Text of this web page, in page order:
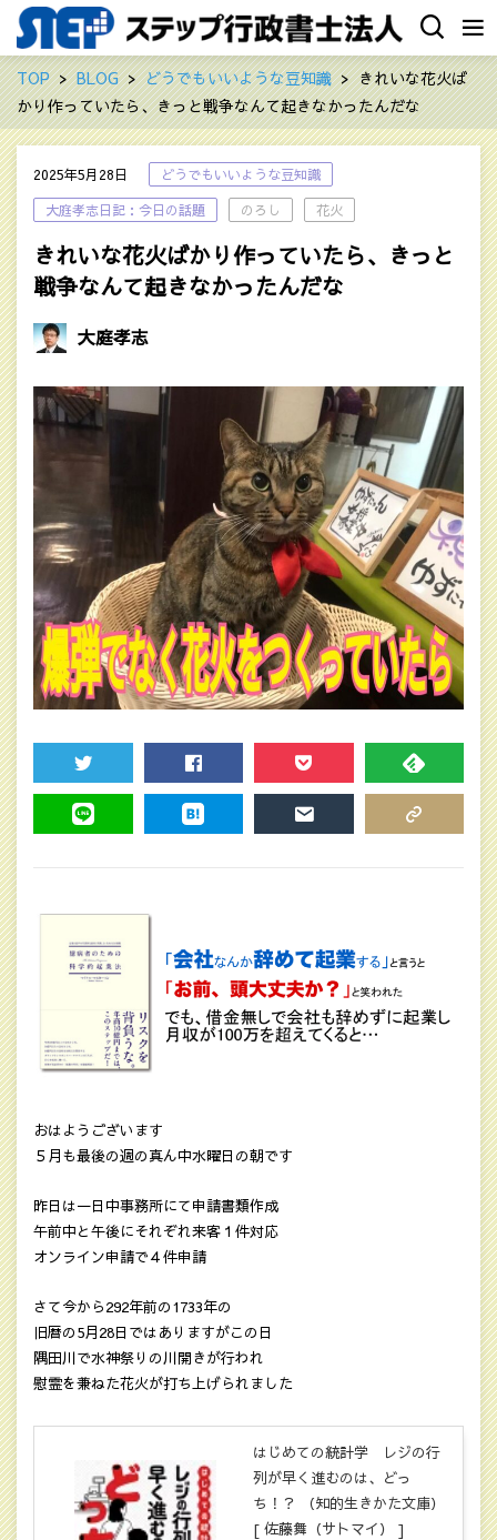
TOP BLOG どうでもいいような豆知識
きれいな花火ば
かり作っていたら、きっと戦争なんて起きなかったんだな
2025年5月28日
どうでもいいような豆知識
大庭孝志日記：今日の話題
のろし 花火
きれいな花火ばかり作っていたら、きっと
戦争なんて起きなかったんだな
大庭孝志
TWEET SHARE POCKET FEEDLY
おはようございます
５月も最後の週の真ん中水曜日の朝です
昨日は一日中事務所にて申請書類作成
午前中と午後にそれぞれ来客１件対応
オンライン申請で４件申請
さて今から292年前の1733年の
旧暦の5月28日ではありますがこの日
隅田川で水神祭りの川開きが行われ
慰霊を兼ねた花火が打ち上げられました
はじめての統計学 レジの行
列が早く進むのは、どっ
ち！？ （知的生きかた文庫）
[ 佐藤舞（サトマイ） ]